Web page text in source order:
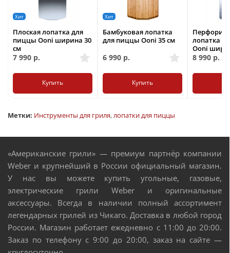
Хит
Плоская лопатка для
пиццы Ooni ширина 30
см
7 990 р.
Купить
Хит
Бамбуковая лопатка
для пиццы Ooni 35 см
6 990 р.
Купить
лопатка
Ooni
8 990 р.
Метки: Инструменты для гриля,лопатки для пиццы
«Американские грили» — премиум партнёр компании
Weber и крупнейший в России официальный магазин.
У нас вы можете купить угольные, газовые,
электрические грили Weber и оригинальные
аксессуары. Всегда в наличии полный ассортимент
легендарных грилей из Чикаго. Доставка в любой город
России. Магазин работает ежедневно с 11:00 до 20:00.
Заказ по телефону с 9:00 до 20:00, заказ на сайте —